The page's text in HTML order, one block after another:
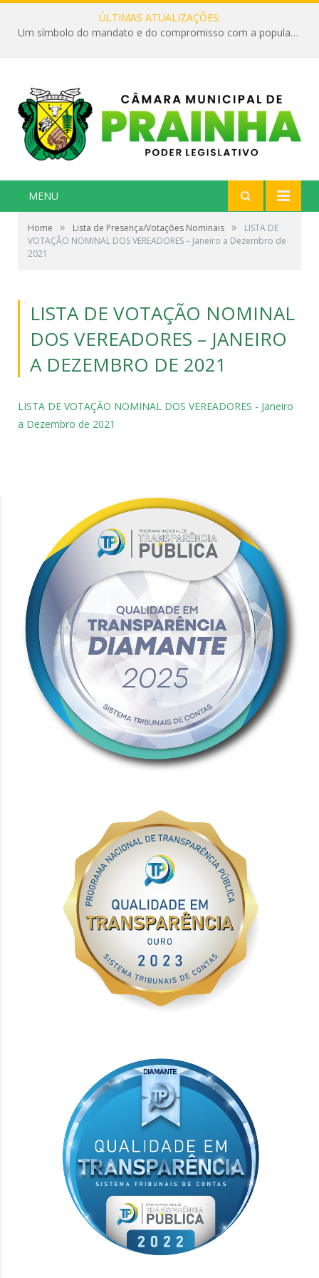
ÚLTIMAS ATUALIZAÇÕES:
Um símbolo do mandato e do compromisso com a população
MENU
Home » Lista de Presença/Votações Nominais »
LISTA DE
VOTAÇÃO NOMINAL DOS VEREADORES – Janeiro a Dezembro de
2021
LISTA DE VOTAÇÃO NOMINAL
DOS VEREADORES – JANEIRO
A DEZEMBRO DE 2021
LISTA DE VOTAÇÃO NOMINAL DOS VEREADORES - Janeiro
a Dezembro de 2021